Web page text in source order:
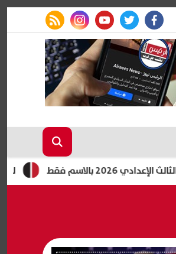
facebook
twitter
youtube
instagram
rss feed
لينك نتيجة ملاحق الشهادة